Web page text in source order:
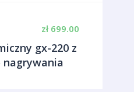
zł 699.00
gx-220 z